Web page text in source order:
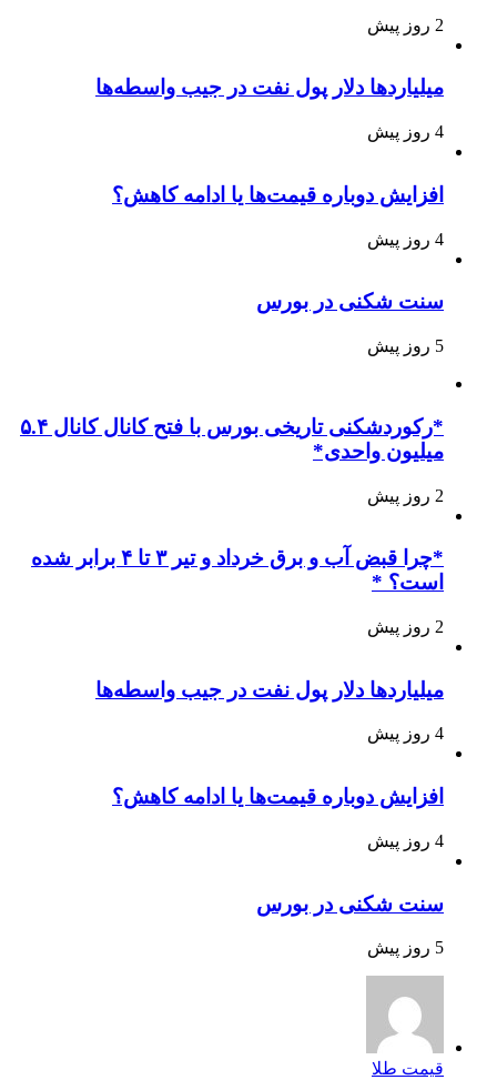
2 روز پیش
میلیاردها دلار پول نفت در جیب واسطه‌ها
4 روز پیش
افزایش دوباره قیمت‌ها یا ادامه کاهش؟
4 روز پیش
سنت شکنی در بورس
5 روز پیش
*رکوردشکنی تاریخی بورس با فتح کانال کانال ۵.۴
میلیون واحدی*
2 روز پیش
*چرا قبض آب و برق خرداد و تیر ۳ تا ۴ برابر شده
است؟ *
2 روز پیش
میلیاردها دلار پول نفت در جیب واسطه‌ها
4 روز پیش
افزایش دوباره قیمت‌ها یا ادامه کاهش؟
4 روز پیش
سنت شکنی در بورس
5 روز پیش
قیمت طلا